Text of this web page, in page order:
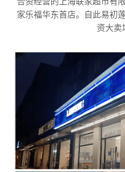
家乐福华东首店。自此易初
资大卖